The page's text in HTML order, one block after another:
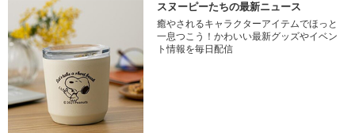
スヌーピーたちの最新ニュース
癒やされるキャラクターアイテムでほっと
一息つこう！かわいい最新グッズやイベン
ト情報を毎日配信